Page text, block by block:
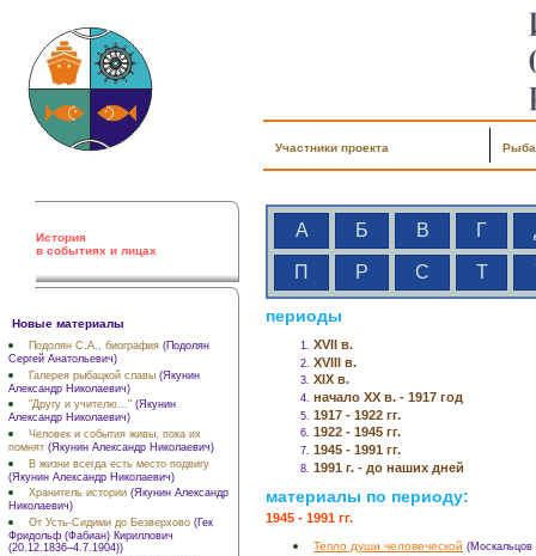
Участники проекта
История
в событиях и лицах
Новые материалы
Подолян С.А., биография (Подолян
Сергей Анатольевич)
Галерея рыбацкой славы (Якунин
Александр Николаевич)
"Другу и учителю..." (Якунин
Александр Николаевич)
Человек и события живы, пока их
помнят (Якунин Александр Николаевич)
В жизни всегда есть место подвигу
(Якунин Александр Николаевич)
Хранитель истории (Якунин Александр
Николаевич)
От Усть-Сидими до Безверхово (Гек
Фридольф (Фабиан) Кириллович
(20.12.1836–4.7.1904))
А Б В Г
П Р С Т
периоды
XVII в.
XVIII в.
XIX в.
начало XX в. - 1917 год
1917 - 1922 гг.
1922 - 1945 гг.
1945 - 1991 гг.
1991 г. - до наших дней
материалы по периоду:
1945 - 1991 гг.
Тепло души человеческой